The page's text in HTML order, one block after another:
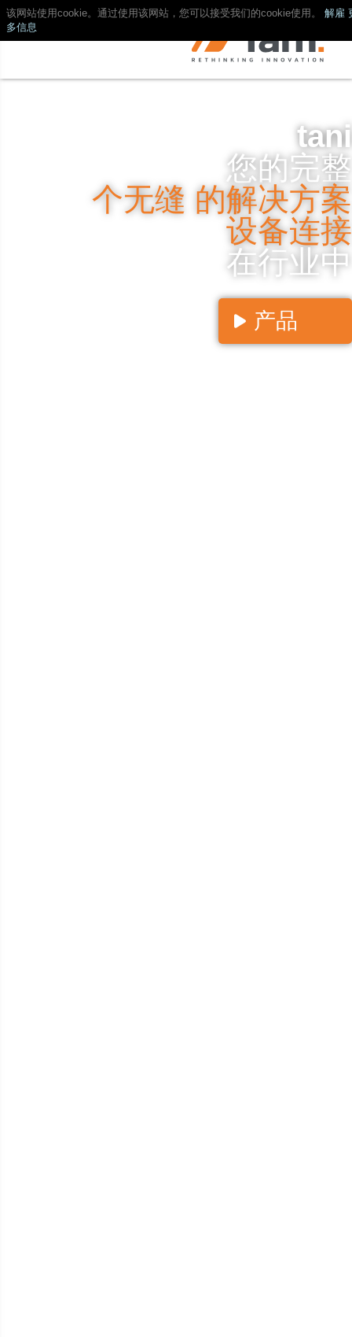
该网站使用cookie。通过使用该网站，您可以接受我们的cookie使用。 解雇
多信息
tani
您的完整
个无缝 的解决方案
设备连接
在行业中
产品